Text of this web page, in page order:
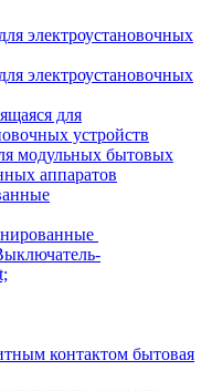
электроустановочных
электроустановочных
для
устройств
модульных бытовых
аппаратов
контактом бытовая